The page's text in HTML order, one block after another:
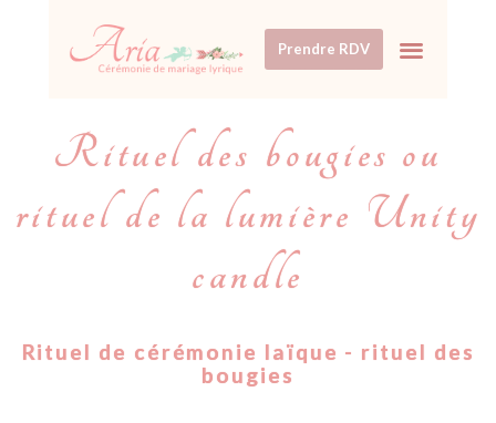
Prendre RDV
Rituel des bougies ou
rituel de la lumière Unity
candle
Rituel de cérémonie laïque - rituel des
bougies